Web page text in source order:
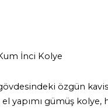
İnci Kolye
özgün
yapımı gümüş